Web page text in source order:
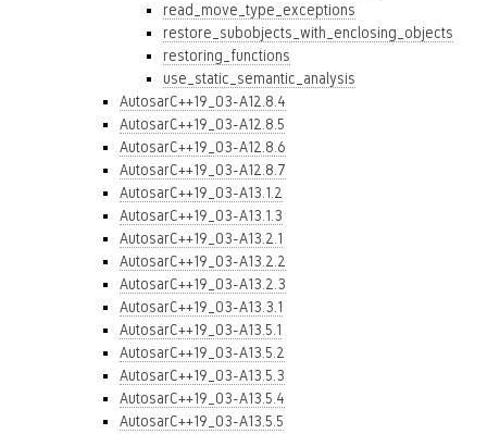
read_move_type_exceptions
restore_subobjects_with_enclosing_objects
restoring_functions
use_static_semantic_analysis
AutosarC++19_03-A12.8.4
AutosarC++19_03-A12.8.5
AutosarC++19_03-A12.8.6
AutosarC++19_03-A12.8.7
AutosarC++19_03-A13.1.2
AutosarC++19_03-A13.1.3
AutosarC++19_03-A13.2.1
AutosarC++19_03-A13.2.2
AutosarC++19_03-A13.2.3
AutosarC++19_03-A13.3.1
AutosarC++19_03-A13.5.1
AutosarC++19_03-A13.5.2
AutosarC++19_03-A13.5.3
AutosarC++19_03-A13.5.4
AutosarC++19_03-A13.5.5